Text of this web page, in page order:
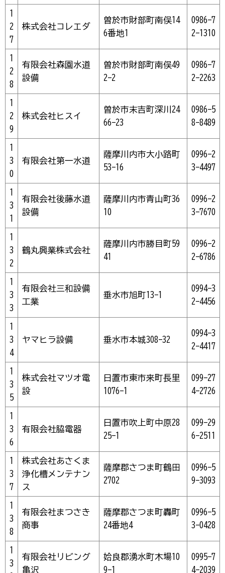
1
2
7
株式会社コレエダ
曽於市財部町南俣14
6番地1
0986-7
2-1310
1
2
8
有限会社森園水道
設備
曽於市財部町南俣49
2-2
0986-7
2-2263
1
2
9
株式会社ヒスイ
曽於市末吉町深川24
66-23
0986-5
8-8489
1
3
0
有限会社第一水道
薩摩川内市大小路町
53-16
0996-2
3-4497
1
3
1
有限会社後藤水道
設備
薩摩川内市青山町36
10
0996-2
3-7670
1
3
2
鶴丸興業株式会社
薩摩川内市勝目町59
41
0996-2
2-6786
1
3
3
有限会社三和設備
工業
垂水市旭町13-1
0994-3
2-4456
1
3
4
ヤマヒラ設備 垂水市本城308-32
0994-3
2-4417
1
3
5
株式会社マツオ電
設
日置市東市来町長里
1076-1
099-27
4-2726
1
3
6
有限会社脇電器
日置市吹上町中原28
25-1
099-29
6-2511
1
3
7
株式会社あさくま
浄化槽メンテナン
ス
薩摩郡さつま町鶴田
2702
0996-5
9-3093
1
3
8
有限会社まつさき
商事
薩摩郡さつま町轟町
24番地4
0996-5
3-0428
1
3
有限会社リビング
亀沢
姶良郡湧水町木場10
9-1
0995-7
4-2039